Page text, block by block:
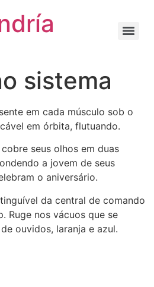
sistema
em cada músculo sob o
em órbita, flutuando.
seus olhos em duas
a jovem de seus
o aniversário.
da central de comando
Ruge nos vácuos que se
ouvidos, laranja e azul.